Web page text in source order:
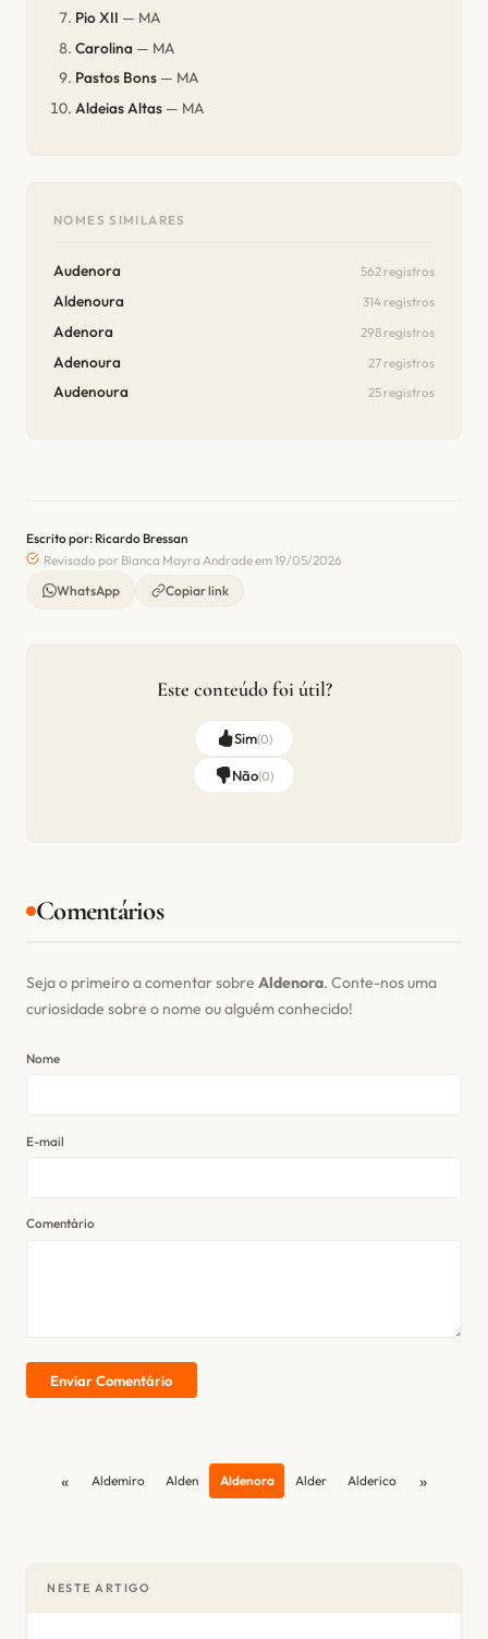
Pio XII — MA
Carolina — MA
Pastos Bons — MA
Aldeias Altas — MA
NOMES SIMILARES
Audenora 562 registros
Aldenoura 314 registros
Adenora 298 registros
Adenoura 27 registros
Audenoura 25 registros
Escrito por: Ricardo Bressan
Revisado por Bianca Mayra Andrade em 19/05/2026
WhatsApp
Copiar link
Este conteúdo foi útil?
Sim(0)
Não(0)
Comentários
Seja o primeiro a comentar sobre Aldenora. Conte-nos uma
curiosidade sobre o nome ou alguém conhecido!
Nome
E-mail
Comentário
Enviar Comentário
« Aldemiro Alden Aldenora Alder Alderico »
NESTE ARTIGO